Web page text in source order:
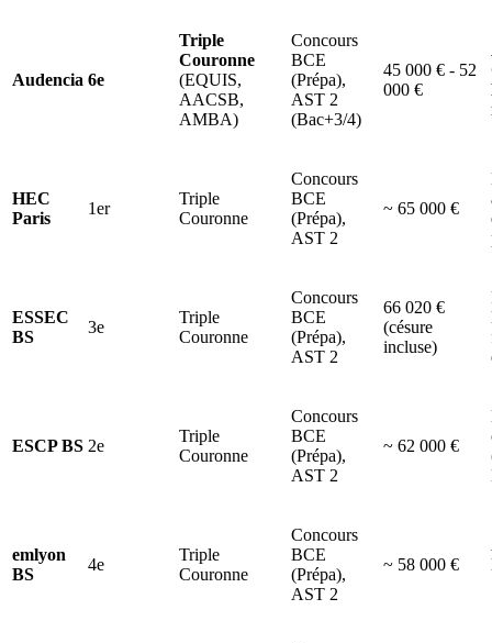
Audencia 6e
Triple
Couronne
(EQUIS,
AACSB,
AMBA)
Concours
BCE
(Prépa),
AST 2
(Bac+3/4)
45 000 € - 52
000 €
HEC
Paris
1er
Triple
Couronne
Concours
BCE
(Prépa),
AST 2
~ 65 000 €
ESSEC
BS
3e
Triple
Couronne
Concours
BCE
(Prépa),
AST 2
66 020 €
(césure
incluse)
ESCP BS 2e
Triple
Couronne
Concours
BCE
(Prépa),
AST 2
~ 62 000 €
emlyon
BS
4e
Triple
Couronne
Concours
BCE
(Prépa),
AST 2
~ 58 000 €